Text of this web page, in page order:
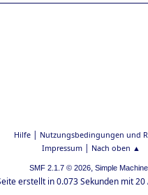
Hilfe| Nutzungsbedingungen und
Impressum| Nach oben ▲
SMF 2.1.7 © 2026, Simple
erstellt in 0.073 Sekunden mit 20